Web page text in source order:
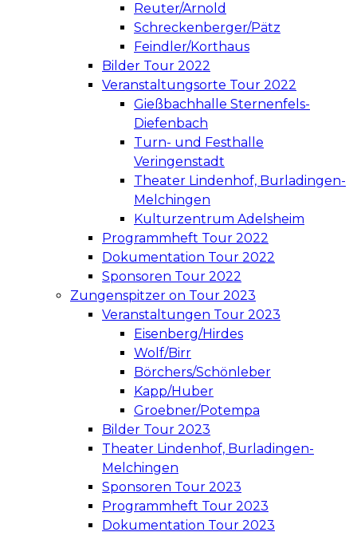
Reuter/Arnold
Schreckenberger/Pätz
Feindler/Korthaus
Bilder Tour 2022
Veranstaltungsorte Tour 2022
Gießbachhalle Sternenfels-
Diefenbach
Turn- und Festhalle
Veringenstadt
Theater Lindenhof, Burladingen-
Melchingen
Kulturzentrum Adelsheim
Programmheft Tour 2022
Dokumentation Tour 2022
Sponsoren Tour 2022
Zungenspitzer on Tour 2023
Veranstaltungen Tour 2023
Eisenberg/Hirdes
Wolf/Birr
Börchers/Schönleber
Kapp/Huber
Groebner/Potempa
Bilder Tour 2023
Theater Lindenhof, Burladingen-
Melchingen
Sponsoren Tour 2023
Programmheft Tour 2023
Dokumentation Tour 2023